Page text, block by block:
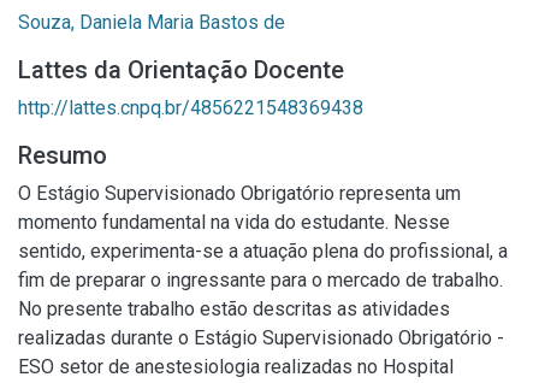
Souza, Daniela Maria Bastos de
Lattes da Orientação Docente
http://lattes.cnpq.br/4856221548369438
Resumo
O Estágio Supervisionado Obrigatório representa um
momento fundamental na vida do estudante. Nesse
sentido, experimenta-se a atuação plena do profissional, a
fim de preparar o ingressante para o mercado de trabalho.
No presente trabalho estão descritas as atividades
realizadas durante o Estágio Supervisionado Obrigatório -
ESO setor de anestesiologia realizadas no Hospital